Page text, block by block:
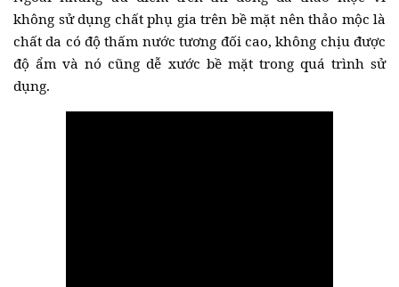
không sử dụng chất phụ gia trên bề mặt nên thảo mộc là
chất da có độ thấm nước tương đối cao, không chịu được
độ ẩm và nó cũng dễ xước bề mặt trong quá trình sử
dụng.